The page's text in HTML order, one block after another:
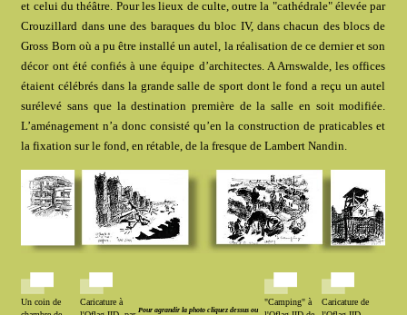
et celui du théâtre. Pour les lieux de culte, outre la "cathédrale" élevée par
Crouzillard dans une des baraques du bloc IV, dans chacun des blocs de
Gross Born où a pu être installé un autel, la réalisation de ce dernier et son
décor ont été confiés à une équipe d’architectes. A Arnswalde, les offices
étaient célébrés dans la grande salle de sport dont le fond a reçu un autel
surélevé sans que la destination première de la salle en soit modifiée.
L’aménagement n’a donc consisté qu’en la construction de praticables et
la fixation sur le fond, en rétable, de la fresque de Lambert Nandin.
Un coin de
Caricature à
Pour agrandir la photo cliquez dessus ou
"Camping" à
Caricature de